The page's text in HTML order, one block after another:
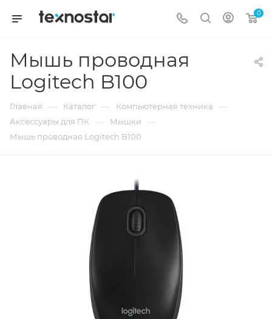
0
Мышь проводная
Logitech B100
Главная — Каталог — Компьютерная техника —
Аксессуары для ПК — Мышки —
Мышь проводная Logitech B100